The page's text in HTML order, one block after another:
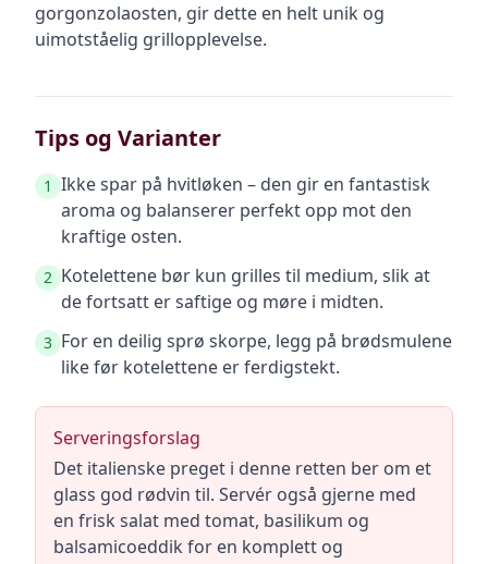
gorgonzolaosten, gir dette en helt unik og
uimotståelig grillopplevelse.
Tips og Varianter
1 Ikke spar på hvitløken – den gir en fantastisk
aroma og balanserer perfekt opp mot den
kraftige osten.
2 Kotelettene bør kun grilles til medium, slik at
de fortsatt er saftige og møre i midten.
3 For en deilig sprø skorpe, legg på brødsmulene
like før kotelettene er ferdigstekt.
Serveringsforslag
Det italienske preget i denne retten ber om et
glass god rødvin til. Servér også gjerne med
en frisk salat med tomat, basilikum og
balsamicoeddik for en komplett og